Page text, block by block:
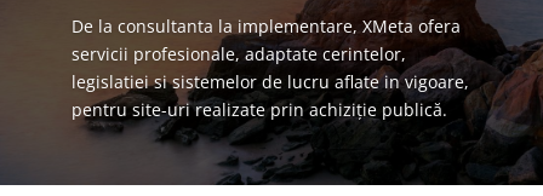
De la consultanta la implementare, XMeta ofera
servicii profesionale, adaptate cerintelor,
legislatiei si sistemelor de lucru aflate in vigoare,
pentru site-uri realizate prin achiziție publică.